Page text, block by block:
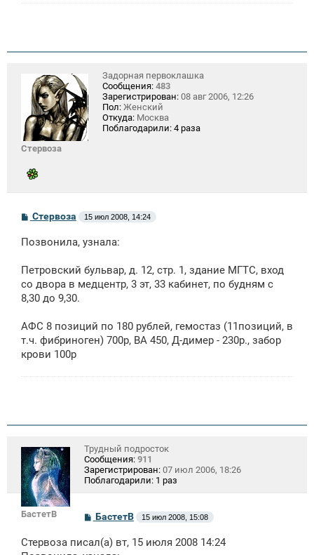
Стервоза
Задорная первоклашка
Сообщения: 483
Зарегистрирован: 08 авг 2006, 12:26
Пол: Женский
Откуда: Москва
Поблагодарили: 4 раза
С
о
б
н
и
е
Стервоза 15 июл 2008, 14:24
Позвонила, узнала:
Петровский бульвар, д. 12, стр. 1, здание МГТС, вход
со двора в медцентр, 3 эт, 33 кабинет, по будням с
8,30 до 9,30.
АФС 8 позиций по 180 рублей, гемостаз (11позиций, в
т.ч. фибриноген) 700р, ВА 450, Д-димер - 230р., забор
крови 100р
БастетВ
Трудный подросток
Сообщения: 911
Зарегистрирован: 07 июл 2006, 18:26
Поблагодарили: 1 раз
С
о
б
БастетВ 15 июл 2008, 15:08
Стервоза писал(а) вт, 15 июля 2008 14:24